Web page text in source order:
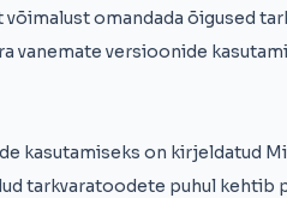
omandada õigused
vanemate versioonide
kasutamiseks on kirjeldatud
tarkvaratoodete puhul kehtib